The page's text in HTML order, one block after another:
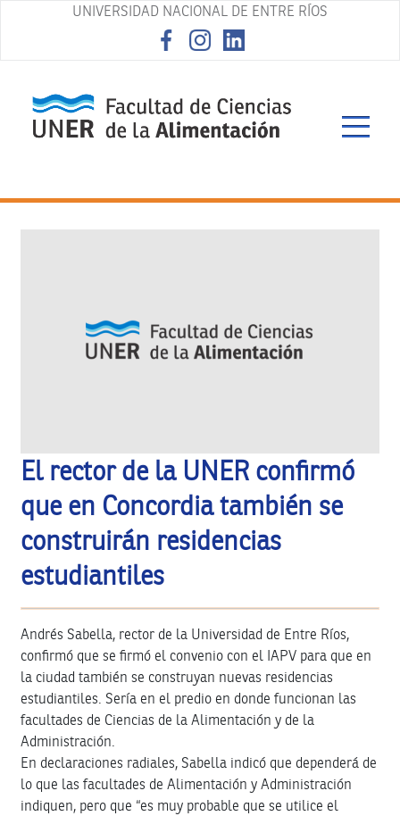
UNIVERSIDAD NACIONAL DE ENTRE RÍOS
asd
El rector de la UNER confirmó
que en Concordia también se
construirán residencias
estudiantiles
Andrés Sabella, rector de la Universidad de Entre Ríos,
confirmó que se firmó el convenio con el IAPV para que en
la ciudad también se construyan nuevas residencias
estudiantiles. Sería en el predio en donde funcionan las
facultades de Ciencias de la Alimentación y de la
Administración.
En declaraciones radiales, Sabella indicó que dependerá de
lo que las facultades de Alimentación y Administración
indiquen, pero que “es muy probable que se utilice el